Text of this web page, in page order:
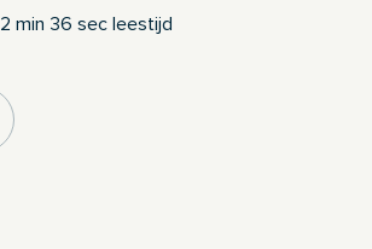
2 min 36 sec leestijd